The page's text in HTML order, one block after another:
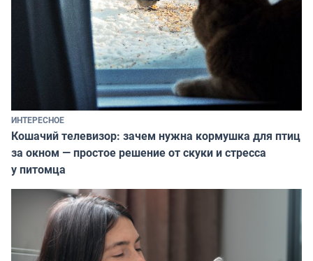
ИНТЕРЕСНОЕ
Кошачий телевизор: зачем нужна кормушка для птиц
за окном — простое решение от скуки и стресса
у питомца